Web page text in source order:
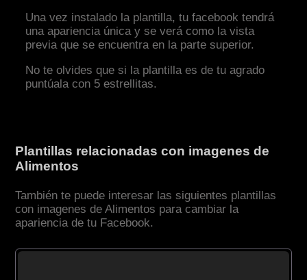
Una vez instalado la plantilla, tu facebook tendrá
una apariencia única y se verá como la vista
previa que se encuentra en la parte superior.
No te olvides que si la plantilla es de tu agrado
puntúala con 5 estrellitas.
Plantillas relacionadas con imagenes de
Alimentos
También te puede interesar las siguientes plantillas
con imagenes de Alimentos para cambiar la
apariencia de tu Facebook.